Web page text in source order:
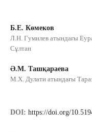
Б.Е. Көмеков
Л.Н. Гумилев атындағы
Сұлтан
Ә.М. Ташқараева
М.Х. Дулaти aтындaғы Тaрaз
DOI: https://doi.org/